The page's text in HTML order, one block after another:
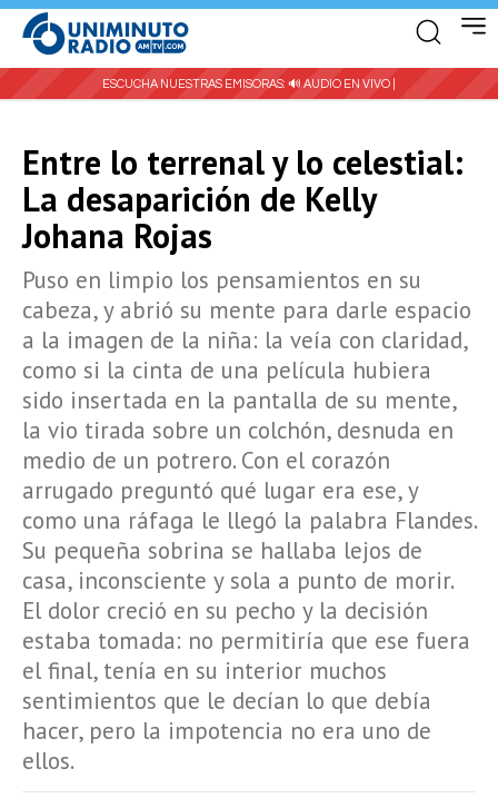
ESCUCHA NUESTRAS EMISORAS: 🔊 AUDIO EN VIVO |
Entre lo terrenal y lo celestial:
La desaparición de Kelly
Johana Rojas
Puso en limpio los pensamientos en su
cabeza, y abrió su mente para darle espacio
a la imagen de la niña: la veía con claridad,
como si la cinta de una película hubiera
sido insertada en la pantalla de su mente,
la vio tirada sobre un colchón, desnuda en
medio de un potrero. Con el corazón
arrugado preguntó qué lugar era ese, y
como una ráfaga le llegó la palabra Flandes.
Su pequeña sobrina se hallaba lejos de
casa, inconsciente y sola a punto de morir.
El dolor creció en su pecho y la decisión
estaba tomada: no permitiría que ese fuera
el final, tenía en su interior muchos
sentimientos que le decían lo que debía
hacer, pero la impotencia no era uno de
ellos.